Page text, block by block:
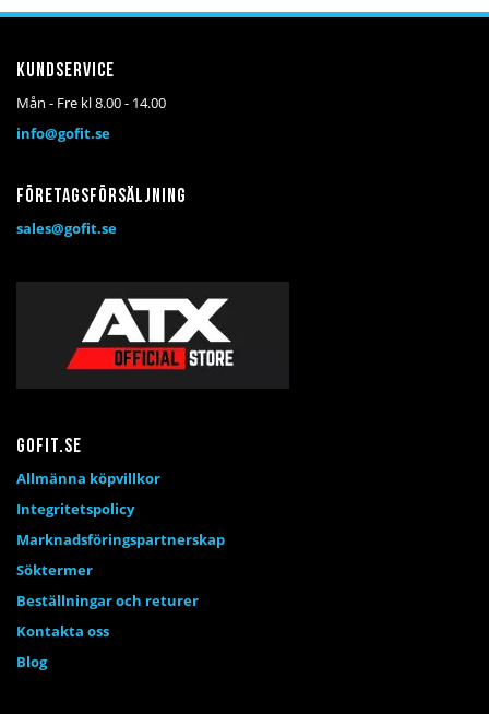
Kundservice
Mån - Fre kl 8.00 - 14.00
info@gofit.se
Företagsförsäljning
sales@gofit.se
Gofit.se
Allmänna köpvillkor
Integritetspolicy
Marknadsföringspartnerskap
Söktermer
Beställningar och returer
Kontakta oss
Blog